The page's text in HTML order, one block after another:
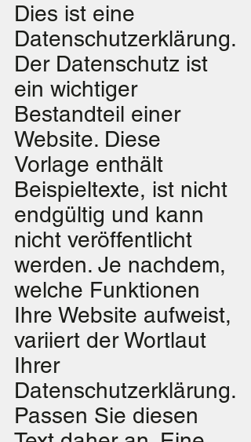
Dies ist eine
Datenschutzerklärung.
Der Datenschutz ist
ein wichtiger
Bestandteil einer
Website. Diese
Vorlage enthält
Beispieltexte, ist nicht
endgültig und kann
nicht veröffentlicht
werden. Je nachdem,
welche Funktionen
Ihre Website aufweist,
variiert der Wortlaut
Ihrer
Datenschutzerklärung.
Passen Sie diesen